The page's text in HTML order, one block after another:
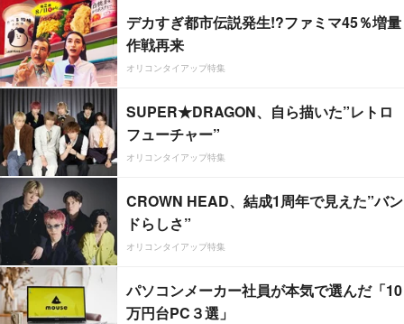
デカすぎ都市伝説発生!?ファミマ45％増量
作戦再来
オリコンタイアップ特集
SUPER★DRAGON、自ら描いた”レトロ
フューチャー”
オリコンタイアップ特集
CROWN HEAD、結成1周年で見えた”バン
ドらしさ”
オリコンタイアップ特集
パソコンメーカー社員が本気で選んだ「10
万円台PC３選」